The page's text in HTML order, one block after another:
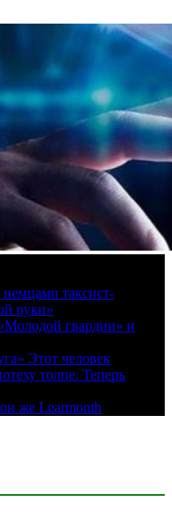
немцами таксист-
руки»
«Молодой гвардии» и
Этот человек
толпе. Теперь
же Learmonth